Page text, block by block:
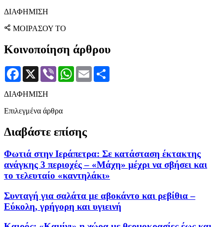
ΔΙΑΦΗΜΙΣΗ
ΜΟΙΡΑΣΟΥ ΤΟ
Κοινοποίηση άρθρου
Facebook
X Viber WhatsApp
Email
ΔΙΑΦΗΜΙΣΗ
Επιλεγμένα άρθρα
Διαβάστε επίσης
Φωτιά στην Ιεράπετρα: Σε κατάσταση έκτακτης
ανάγκης 3 περιοχές – «Μάχη» μέχρι να σβήσει και
το τελευταίο «καντηλάκι»
Συνταγή για σαλάτα με αβοκάντο και ρεβίθια –
Εύκολη, γρήγορη και υγιεινή